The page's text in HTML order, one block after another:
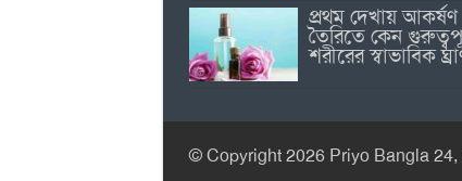
প্রথম দেখায় আকর্ষণ
তৈরিতে কেন
শরীরের স্বাভাবিক
© Copyright 2026 Priyo Bangla